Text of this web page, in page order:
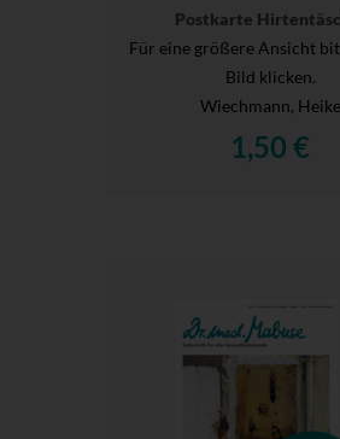
Postkarte
Für eine größere Ansicht
Bild klicken.
Wiechmann, Heike
1,50 €